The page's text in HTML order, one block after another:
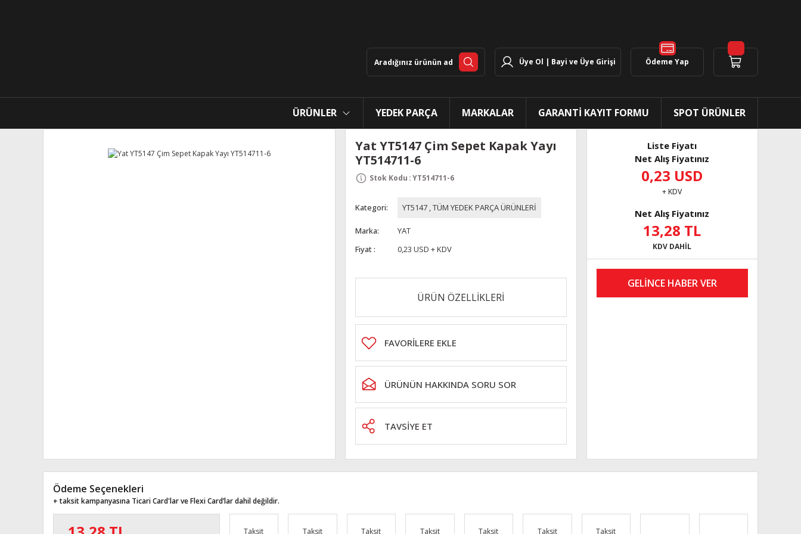
Üye Ol | Bayi ve Üye Girişi Ödeme Yap
ÜRÜNLER YEDEK PARÇA MARKALAR GARANTİ KAYIT FORMU SPOT ÜRÜNLER
Yat YT5147 Çim Sepet Kapak Yayı
YT514711-6
Stok Kodu :YT514711-6
Kategori YT5147 ,TÜM YEDEK PARÇA ÜRÜNLERİ
Marka
YAT
Fiyat
0,23 USD + KDV
ÜRÜN ÖZELLİKLERİ
ÜRÜNÜN HAKKINDA SORU SOR
TAVSİYE ET
Liste Fiyatı
Net Alış Fiyatınız
0,23 USD
+ KDV
Net Alış Fiyatınız
13,28 TL
KDV DAHİL
GELİNCE HABER VER
Ödeme Seçenekleri
+ taksit kampanyasına Ticari Card'lar ve Flexi Card’lar dahil değildir.
Taksit
Taksit
Taksit
Taksit
Taksit
Taksit
Taksit